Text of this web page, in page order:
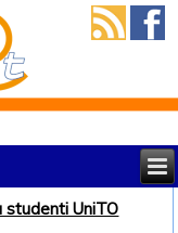
studenti UniTO